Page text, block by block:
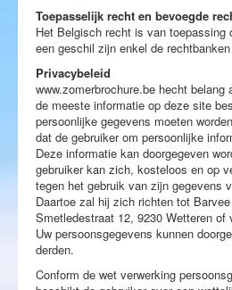
Toepasselijk recht en bevoegde
Het Belgisch recht is van
een geschil zijn enkel de
Privacybeleid
www.zomerbrochure.be hecht belang
de meeste informatie op deze site
persoonlijke gegevens moeten
dat de gebruiker om persoonlijke
Deze informatie kan doorgegeven
gebruiker kan zich, kosteloos en op
tegen het gebruik van zijn gegevens
Daartoe zal hij zich richten tot
Smetledestraat 12, 9230 Wetteren of
Uw persoonsgegevens kunnen
derden.
Conform de wet verwerking